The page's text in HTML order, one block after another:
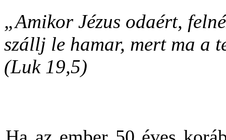
„Amikor Jézus odaért,
szállj le hamar, mert ma a
(Luk 19,5)